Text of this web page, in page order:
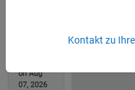
on Aug
07, 2026
Kontakt zu